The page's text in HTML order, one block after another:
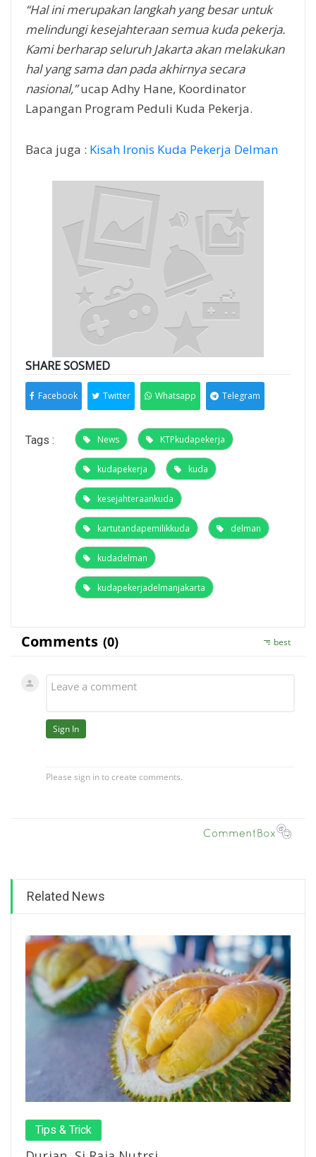
“Hal ini merupakan langkah yang besar untuk
melindungi kesejahteraan semua kuda pekerja.
Kami berharap seluruh Jakarta akan melakukan
hal yang sama dan pada akhirnya secara
nasional,”ucap Adhy Hane, Koordinator
Lapangan Program Peduli Kuda Pekerja.
Baca juga : Kisah Ironis Kuda Pekerja Delman
SHARE SOSMED
Facebook Twitter Whatsapp Telegram
Tags : News KTPkudapekerja
kudapekerja kuda
kesejahteraankuda
kartutandapemilikkuda delman
kudadelman
kudapekerjadelmanjakarta
Related News
Tips & Trick